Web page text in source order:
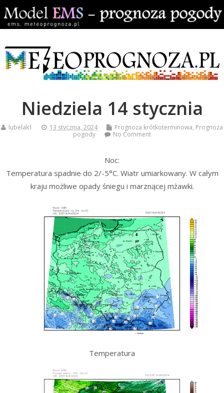
Niedziela 14 stycznia
lubelak1 13 stycznia, 2024 Prognoza krótkoterminowa, Prognoza
pogody
No Comment
Noc:
Temperatura spadnie do 2/-5°C. Wiatr umiarkowany. W całym
kraju możliwe opady śniegu i marznącej mżawki.
Temperatura